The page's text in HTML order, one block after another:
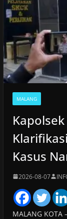
MALANG
Kasus
2026-08-07
MALANG